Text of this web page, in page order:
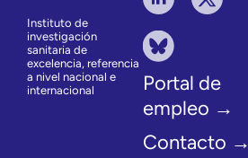
Instituto de
investigación
sanitaria de
excelencia, referencia
a nivel nacional e
internacional
Portal de
empleo →
Contacto →